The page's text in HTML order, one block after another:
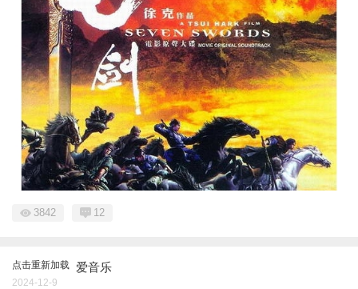
3842 12
点击重新加载 爱音乐
2024-12-9